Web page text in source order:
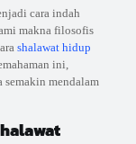
cara indah
makna filosofis
shalawat hidup
ini,
semakin mendalam